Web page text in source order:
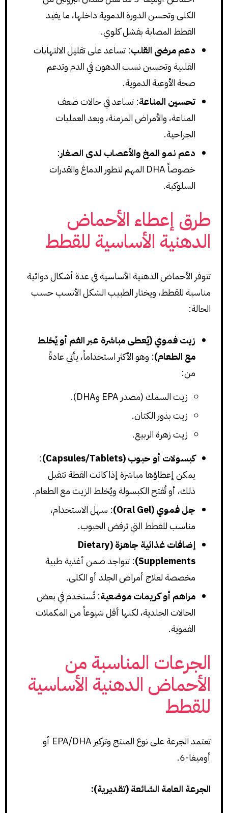
الكلى وتحسن الدورة الدموية داخلها، ما يفيد
القطط المصابة بفشل كلوي.
دعم مرضى القلب: تساعد على تقليل الالتهابات
القلبية وتحسين نسب الدهون في الدم وتدعم
صحة الأوعية الدموية.
تحسين المناعة: تساعد في حالات ضعف
المناعة، والأمراض المزمنة، وبعد العمليات
الجراحية.
دعم نمو المخ والأعصاب لدى الصغار:
خصوصاً DHA المهم لتطور الدماغ والقدرات
السلوكية.
طرق إعطاء الأحماض
الدهنية الأساسية للقطط
تتوفر الأحماض الدهنية الأساسية في عدة أشكال دوائية
مناسبة للقطط، ويختار الطبيب الشكل الأنسب حسب
الحالة:
زيت فموي (يُعطى مباشرة عبر الفم أو يُخلط
مع الطعام): وهو الأكثر استخداماً، يأتي عادةً
من:
زيت السمك (مصدر EPA وDHA).
زيت بذور الكتان.
زيت زهرة الربيع.
كبسولات أو حبوب (Capsules/Tablets)
:
يمكن إعطاؤها مباشرة إذا كانت القطة تتقبل
ذلك، أو تُفتح الكبسولة ويُخلط الزيت مع الطعام.
جل فموي (Oral Gel)
: سهل الاستخدام،
مناسب للقطط التي ترفض الحبوب.
إضافات غذائية جاهزة (Dietary
Supplements) : تتواجد ضمن أغذية طبية
مخصصة لعلاج أمراض الجلد أو الكلى.
مراهم أو كريمات موضعية: تُستخدم في بعض
الحالات الجلدية، لكنها أقل شيوعاً من المكملات
الفموية.
الجرعات المناسبة من
الأحماض الدهنية الأساسية
للقطط
تعتمد الجرعة على نوع المنتج وتركيز EPA/DHA أو
أوميغا-6.
الجرعة العامة الشائعة (تقديرية):